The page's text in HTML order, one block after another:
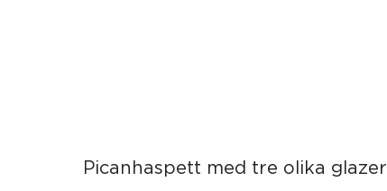
Picanhaspett med tre olika glazer